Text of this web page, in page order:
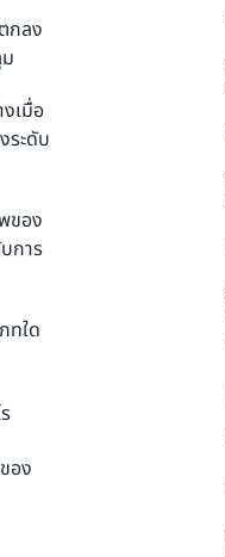
กลง
เมื่อ
ระดับ
ของ
การ
ทใด
อง